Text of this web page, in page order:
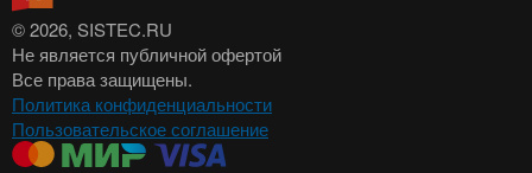
© 2026, SISTEC.RU
Не является публичной офертой
Все права защищены.
Политика конфиденциальности
Пользовательское соглашение